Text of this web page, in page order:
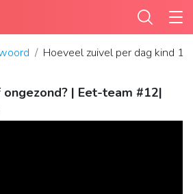
Hoeveel zuivel per dag kind 12
| Eet-team #12|